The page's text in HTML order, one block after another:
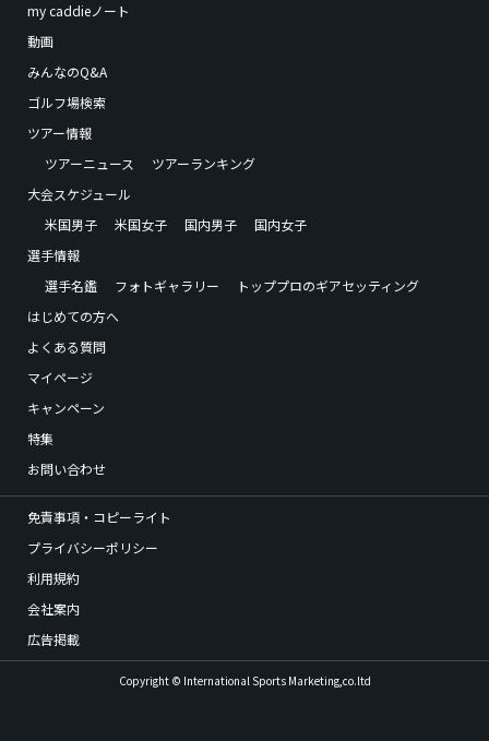
my caddieノート
動画
みんなのQ&A
ゴルフ場検索
ツアー情報
ツアーニュース
ツアーランキング
大会スケジュール
米国男子
米国女子 国内男子
国内女子
選手情報
選手名鑑
フォトギャラリー
トッププロのギアセッティング
はじめての方へ
よくある質問
マイページ
キャンペーン
特集
お問い合わせ
免責事項・コピーライト
プライバシーポリシー
利用規約
会社案内
広告掲載
Copyright © International Sports Marketing,co.ltd